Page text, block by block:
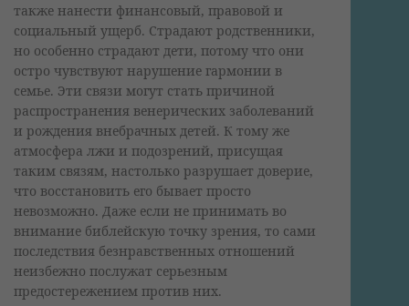
также нанести финансовый, правовой и
социальный ущерб. Страдают родственники,
но особенно страдают дети, потому что они
остро чувствуют нарушение гармонии в
семье. Эти связи могут стать причиной
распространения венерических заболеваний
и рождения внебрачных детей. К тому же
атмосфера лжи и подозрений, присущая
таким связям, настолько разрушает доверие,
что восстановить его бывает просто
невозможно. Даже если не принимать во
внимание библейскую точку зрения, то сами
последствия безнравственных отношений
неизбежно послужат серьезным
предостережением против них.